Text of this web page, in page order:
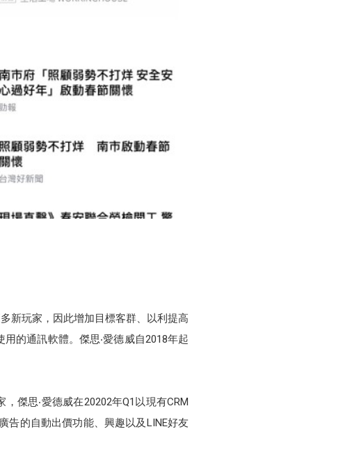
新玩家，因此增加目標客群、以利提高
的通訊軟體。傑思‧愛德威自2018年起
傑思‧愛德威在20202年Q1以現有CRM
告的自動出價功能、興趣以及LINE好友